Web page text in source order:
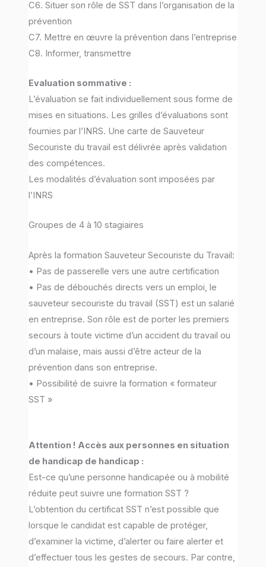
C6. Situer son rôle de SST dans l’organisation de la
prévention
C7. Mettre en œuvre la prévention dans l’entreprise
C8. Informer, transmettre
Evaluation sommative :
L’évaluation se fait individuellement sous forme de
mises en situations. Les grilles d’évaluations sont
fournies par l’INRS. Une carte de Sauveteur
Secouriste du travail est délivrée après validation
des compétences.
Les modalités d’évaluation sont imposées par
l’INRS
Groupes de 4 à 10 stagiaires
Après la formation Sauveteur Secouriste du Travail:
• Pas de passerelle vers une autre certification
• Pas de débouchés directs vers un emploi, le
sauveteur secouriste du travail (SST) est un salarié
en entreprise. Son rôle est de porter les premiers
secours à toute victime d’un accident du travail ou
d’un malaise, mais aussi d’être acteur de la
prévention dans son entreprise.
• Possibilité de suivre la formation « formateur
SST »
Attention ! Accès aux personnes en situation
de handicap de handicap :
Est-ce qu’une personne handicapée ou à mobilité
réduite peut suivre une formation SST ?
L’obtention du certificat SST n’est possible que
lorsque le candidat est capable de protéger,
d’examiner la victime, d’alerter ou faire alerter et
d’effectuer tous les gestes de secours. Par contre,